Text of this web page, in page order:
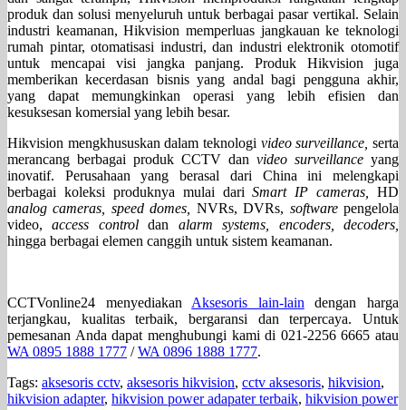
produk dan solusi menyeluruh untuk berbagai pasar vertikal. Selain
industri keamanan, Hikvision memperluas jangkauan ke teknologi
rumah pintar, otomatisasi industri, dan industri elektronik otomotif
untuk mencapai visi jangka panjang. Produk Hikvision juga
memberikan kecerdasan bisnis yang andal bagi pengguna akhir,
yang dapat memungkinkan operasi yang lebih efisien dan
kesuksesan komersial yang lebih besar.
Hikvision mengkhususkan dalam teknologi video surveillance, serta
merancang berbagai produk CCTV dan video surveillance yang
inovatif. Perusahaan yang berasal dari China ini melengkapi
berbagai koleksi produknya mulai dariSmart IP cameras, HD
analog cameras, speed domes, NVRs, DVRs, softwarepengelola
video,access controldan alarm systems, encoders, decoders,
hingga berbagai elemen canggih untuk sistem keamanan.
CCTVonline24 menyediakanAksesoris lain-laindengan harga
terjangkau, kualitas terbaik, bergaransi dan terpercaya. Untuk
pemesanan Anda dapat menghubungi kami di 021-2256 6665 atau
WA 0895 1888 1777 /WA 0896 1888 1777.
Tags: aksesoris cctv, aksesoris hikvision, cctv aksesoris, hikvision,
hikvision adapter, hikvision power adapater terbaik, hikvision power